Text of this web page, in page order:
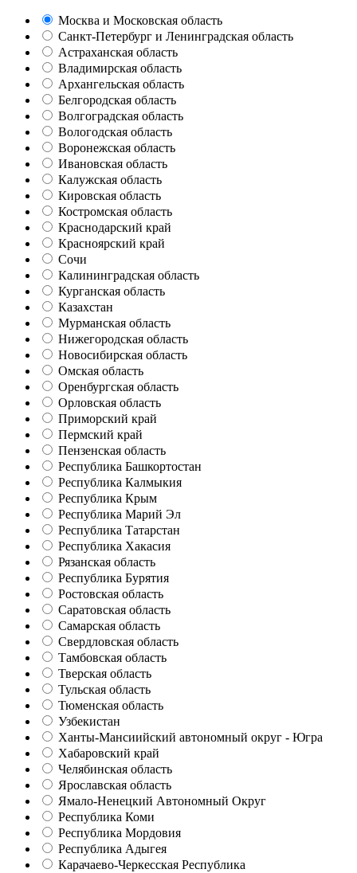
Москва и Московская область
Санкт-Петербург и Ленинградская область
Астраханская область
Владимирская область
Архангельская область
Белгородская область
Волгоградская область
Вологодская область
Воронежская область
Ивановская область
Калужская область
Кировская область
Костромская область
Краснодарский край
Красноярский край
Сочи
Калининградская область
Курганская область
Казахстан
Мурманская область
Нижегородская область
Новосибирская область
Омская область
Оренбургская область
Орловская область
Приморский край
Пермский край
Пензенская область
Республика Башкортостан
Республика Калмыкия
Республика Крым
Республика Марий Эл
Республика Татарстан
Республика Хакасия
Рязанская область
Республика Бурятия
Ростовская область
Саратовская область
Самарская область
Свердловская область
Тамбовская область
Тверская область
Тульская область
Тюменская область
Узбекистан
Ханты-Мансиийский автономный округ - Югра
Хабаровский край
Челябинская область
Ярославская область
Ямало-Ненецкий Автономный Округ
Республика Коми
Республика Мордовия
Республика Адыгея
Карачаево-Черкесская Республика